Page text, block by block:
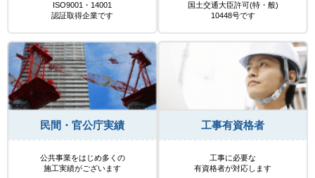
ISO9001・14001
認証取得企業です
国土交通大臣許可(特・般)
10448号です
民間・官公庁実績
公共事業をはじめ多くの
施工実績がございます
工事有資格者
工事に必要な
有資格者が対応します